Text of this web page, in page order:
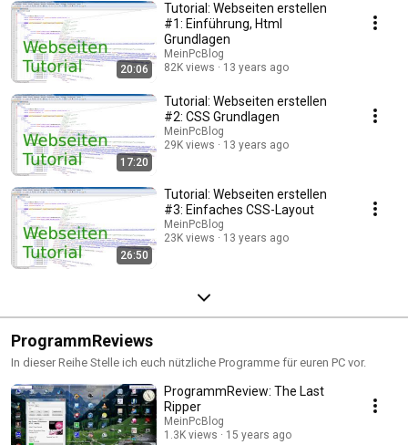
20:06
Tutorial: Webseiten erstellen
#1: Einführung, Html
Grundlagen
MeinPcBlog
82K views
13 years ago
17:20
Tutorial: Webseiten erstellen
#2: CSS Grundlagen
MeinPcBlog
29K views
13 years ago
26:50
Tutorial: Webseiten erstellen
#3: Einfaches CSS-Layout
MeinPcBlog
23K views
13 years ago
ProgrammReviews
In dieser Reihe Stelle ich euch nützliche Programme für euren PC vor.
ProgrammReview: The Last
Ripper
MeinPcBlog
1.3K views
15 years ago